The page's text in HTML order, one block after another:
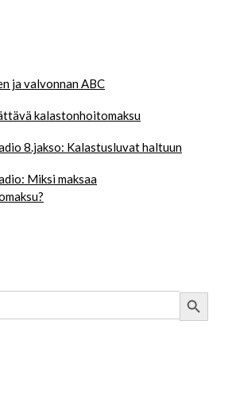
ja valvonnan ABC
kalastonhoitomaksu
8.jakso: Kalastusluvat haltuun
Miksi maksaa
Search Button